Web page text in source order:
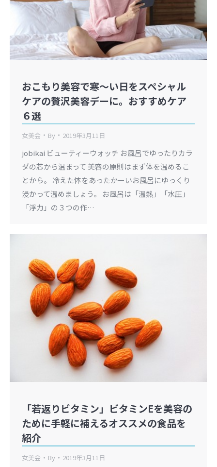
おこもり美容で寒〜い日をスペシャル
ケアの贅沢美容デーに。おすすめケア
６選
女美会 By 2019年3月11日
jobikai ビューティーウォッチ お風呂でゆったりカラ
ダの芯から温まって 美容の原則はまず体を温めるこ
とから。 冷えた体をあったかーいお風呂にゆっくり
浸かって温めましょう。 お風呂は「温熱」「水圧」
「浮力」の３つの作…
「若返りビタミン」ビタミンEを美容の
ために手軽に補えるオススメの食品を
紹介
女美会 By 2019年3月11日